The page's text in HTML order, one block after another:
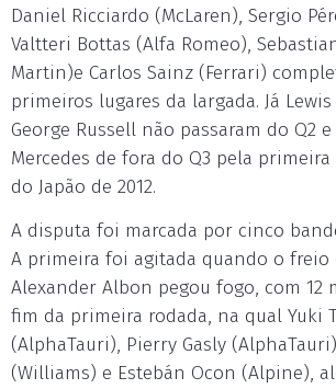
Daniel Ricciardo (McLaren), Sergio
Valtteri Bottas (Alfa Romeo),
Martin)e Carlos Sainz (Ferrari)
primeiros lugares da largada. Já
George Russell não passaram do Q2
Mercedes de fora do Q3 pela primeira
do Japão de 2012.
A disputa foi marcada por cinco
A primeira foi agitada quando o freio
Alexander Albon pegou fogo, com 12
fim da primeira rodada, na qual Yuki
(AlphaTauri), Pierry Gasly
(Williams) e Estebán Ocon (Alpine),